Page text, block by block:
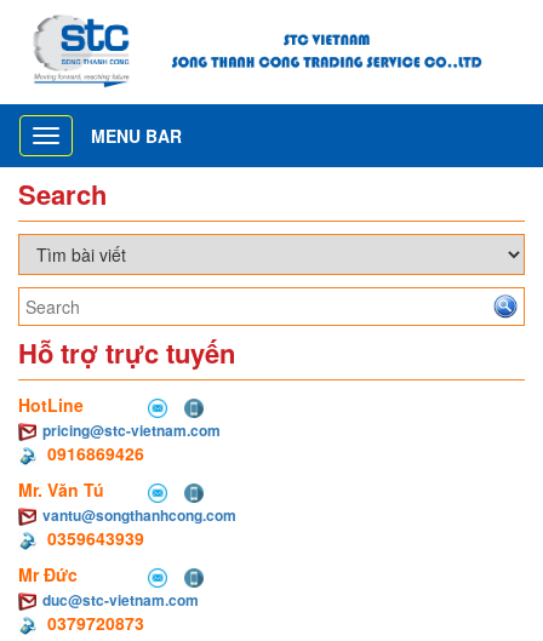
Toggle
navigation
MENU BAR
Search
Hỗ trợ trực tuyến
HotLine
pricing@stc-vietnam.com
0916869426
Mr. Văn Tú
vantu@songthanhcong.com
0359643939
Mr Đức
duc@stc-vietnam.com
0379720873